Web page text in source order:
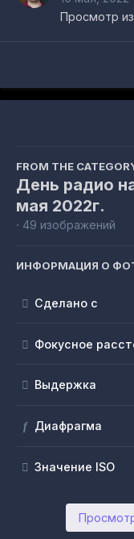
Просмотр
FROM THE
День радио
мая 2022г.
· 49 изображений
ИНФОРМАЦИЯ О
Сделано с
Фокусное
Выдержка
f Диафрагма
Значение ISO